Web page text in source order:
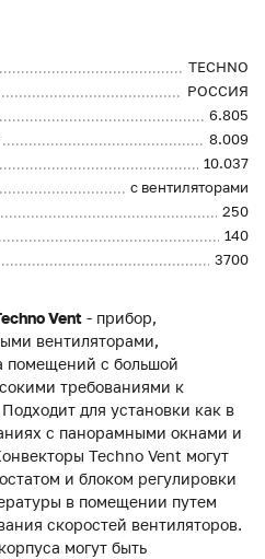
TECHNO
РОССИЯ
6.805
8.009
10.037
с вентиляторами
250
140
3700
Vent - прибор,
вентиляторами,
помещений с большой
требованиями к
для установки как в
с панорамными окнами и
Techno Vent могут
и блоком регулировки
в помещении путем
скоростей вентиляторов.
могут быть